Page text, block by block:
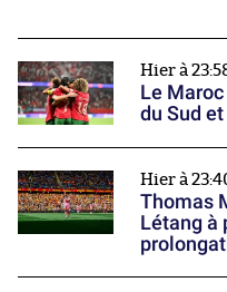
Hier à
Le
du Sud
Hier à
Thomas
Létang à